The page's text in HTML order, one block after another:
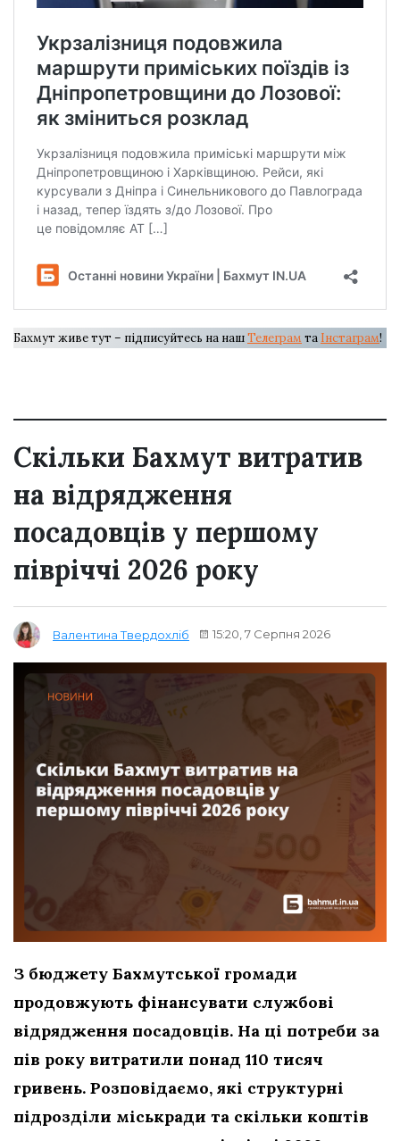
Бахмут живе тут – підписуйтесь на нашТелеграм та Інстаграм!
Скільки Бахмут витратив
на відрядження
посадовців у першому
півріччі 2026 року
Валентина Твердохліб 15:20, 7 Серпня 2026
З бюджету Бахмутської громади
продовжують фінансувати службові
відрядження посадовців. На ці потреби за
пів року витратили понад 110 тисяч
гривень. Розповідаємо, які структурні
підрозділи міськради та скільки коштів